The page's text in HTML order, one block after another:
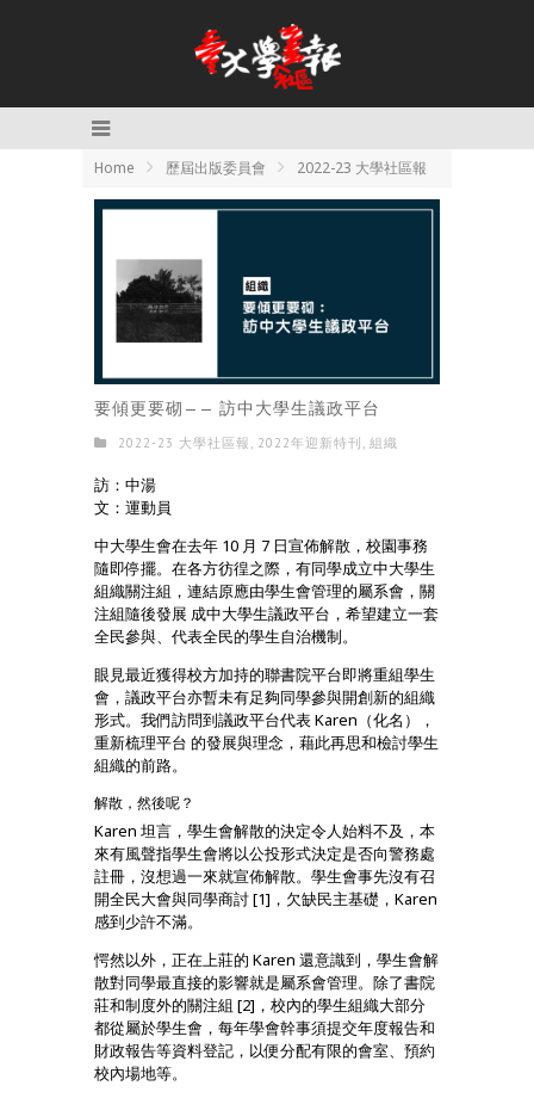
Home 歷屆出版委員會 2022-23 大學社區報
要傾更要砌—— 訪中大學生議政平台
2022-23 大學社區報 , 2022年迎新特刊 , 組織
訪：中湯
文：運動員
中大學生會在去年 10 月 7 日宣佈解散，校園事務
隨即停擺。在各方彷徨之際，有同學成立中大學生
組織關注組，連結原應由學生會管理的屬系會，關
注組隨後發展 成中大學生議政平台，希望建立一套
全民參與、代表全民的學生自治機制。
眼見最近獲得校方加持的聯書院平台即將重組學生
會，議政平台亦暫未有足夠同學參與開創新的組織
形式。我們訪問到議政平台代表 Karen（化名），
重新梳理平台 的發展與理念，藉此再思和檢討學生
組織的前路。
解散，然後呢？
Karen 坦言，學生會解散的決定令人始料不及，本
來有風聲指學生會將以公投形式決定是否向警務處
註冊，沒想過一來就宣佈解散。學生會事先沒有召
開全民大會與同學商討 [1]，欠缺民主基礎，Karen
感到少許不滿。
愕然以外，正在上莊的 Karen 還意識到，學生會解
散對同學最直接的影響就是屬系會管理。除了書院
莊和制度外的關注組 [2]，校內的學生組織大部分
都從屬於學生會，每年學會幹事須提交年度報告和
財政報告等資料登記，以便分配有限的會室、預約
校內場地等。